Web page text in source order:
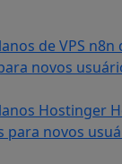
de VPS
novos
Hostinger
para novos